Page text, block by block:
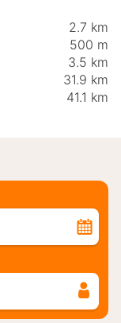
2.7 km
500 m
3.5 km
31.9 km
41.1 km